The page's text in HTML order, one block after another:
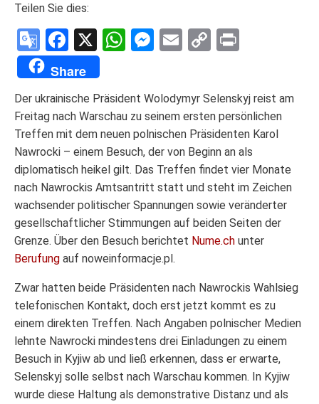
Teilen Sie dies:
Google
Translate
Facebook
X WhatsApp
Messenger
Email
Copy
Share
Der ukrainische Präsident Wolodymyr Selenskyj reist am
Freitag nach Warschau zu seinem ersten persönlichen
Treffen mit dem neuen polnischen Präsidenten Karol
Nawrocki – einem Besuch, der von Beginn an als
diplomatisch heikel gilt. Das Treffen findet vier Monate
nach Nawrockis Amtsantritt statt und steht im Zeichen
wachsender politischer Spannungen sowie veränderter
gesellschaftlicher Stimmungen auf beiden Seiten der
Grenze. Über den Besuch berichtet Nume.ch unter
Berufung auf noweinformacje.pl.
Zwar hatten beide Präsidenten nach Nawrockis Wahlsieg
telefonischen Kontakt, doch erst jetzt kommt es zu
einem direkten Treffen. Nach Angaben polnischer Medien
lehnte Nawrocki mindestens drei Einladungen zu einem
Besuch in Kyjiw ab und ließ erkennen, dass er erwarte,
Selenskyj solle selbst nach Warschau kommen. In Kyjiw
wurde diese Haltung als demonstrative Distanz und als